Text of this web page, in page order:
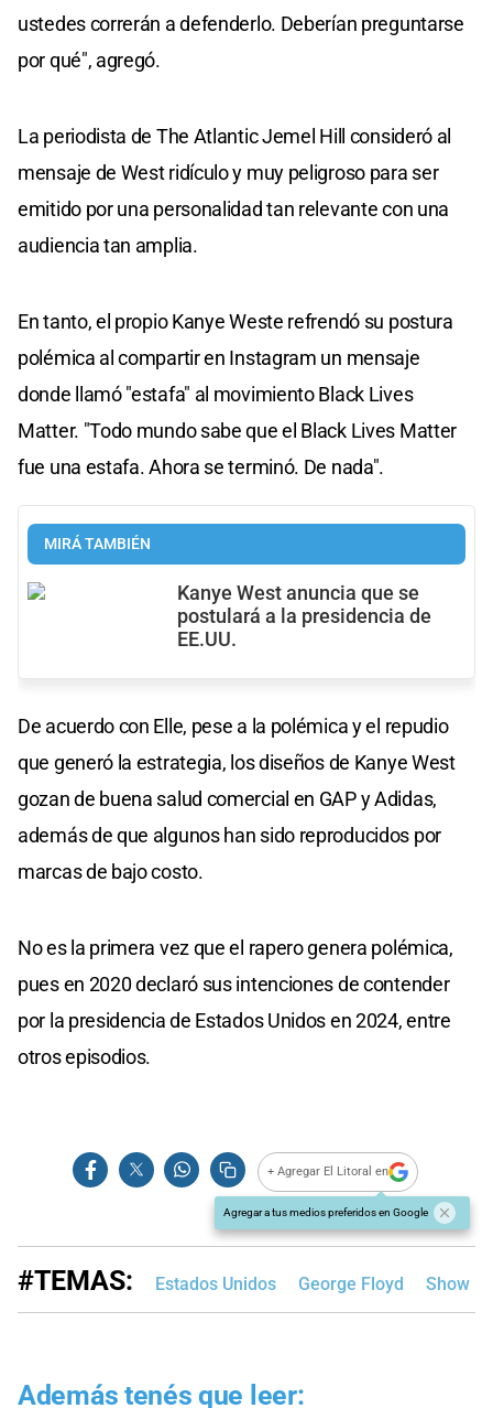
ustedes correrán a defenderlo. Deberían preguntarse
por qué", agregó.
La periodista de The Atlantic Jemel Hill consideró al
mensaje de West ridículo y muy peligroso para ser
emitido por una personalidad tan relevante con una
audiencia tan amplia.
En tanto, el propio Kanye Weste refrendó su postura
polémica al compartir en Instagram un mensaje
donde llamó "estafa" al movimiento Black Lives
Matter. "Todo mundo sabe que el Black Lives Matter
fue una estafa. Ahora se terminó. De nada".
MIRÁ TAMBIÉN
Kanye West anuncia que se
postulará a la presidencia de
EE.UU.
De acuerdo con Elle, pese a la polémica y el repudio
que generó la estrategia, los diseños de Kanye West
gozan de buena salud comercial en GAP y Adidas,
además de que algunos han sido reproducidos por
marcas de bajo costo.
No es la primera vez que el rapero genera polémica,
pues en 2020 declaró sus intenciones de contender
por la presidencia de Estados Unidos en 2024, entre
otros episodios.
+ Agregar El Litoral en
Agregar a tus medios preferidos en Google
#TEMAS: Estados Unidos George Floyd Show
Además tenés que leer: